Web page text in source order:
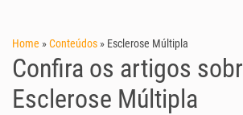
Home »Conteúdos » Esclerose Múltipla
Confira os artigos
Esclerose Múltipla